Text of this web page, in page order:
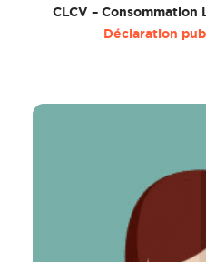
CLCV –
Déclaration